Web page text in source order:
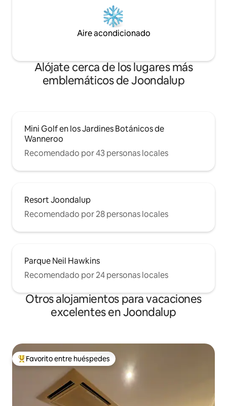
Aire acondicionado
Alójate cerca de los lugares más
emblemáticos de Joondalup
Mini Golf en los Jardines Botánicos de
Wanneroo
Recomendado por 43 personas locales
Resort Joondalup
Recomendado por 28 personas locales
Parque Neil Hawkins
Recomendado por 24 personas locales
Otros alojamientos para vacaciones
excelentes en Joondalup
Favorito entre huéspedes preferido
Favorito entre huéspedes